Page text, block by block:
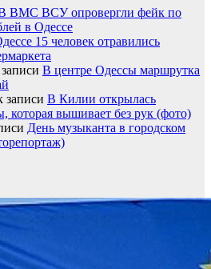
ВМС ВСУ опровергли фейк по
в Одессе
15 человек отравились
В центре Одессы маршрутка
записи В Килии открылась
которая вышивает без рук (фото)
День музыканта в городском